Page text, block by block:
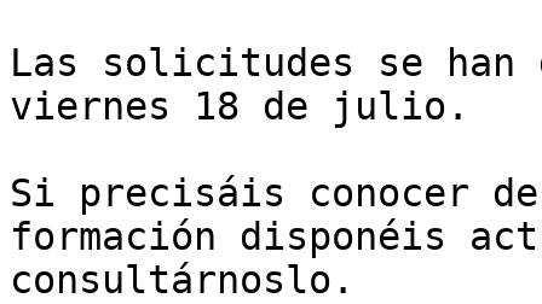
Las solicitudes se
viernes 18 de julio.
Si precisáis conocer
formación disponéis
consultárnoslo.